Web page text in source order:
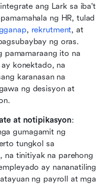
ang Lark sa iba't
ng HR, tulad
, rekrutment, at
ng oras.
pamamaraang ito na
konektado, na
karanasan na
ng desisyon at
at notipikasyon:
gumagamit ng
tungkol sa
na tinitiyak na parehong
ay nananatiling
ng payroll at mga